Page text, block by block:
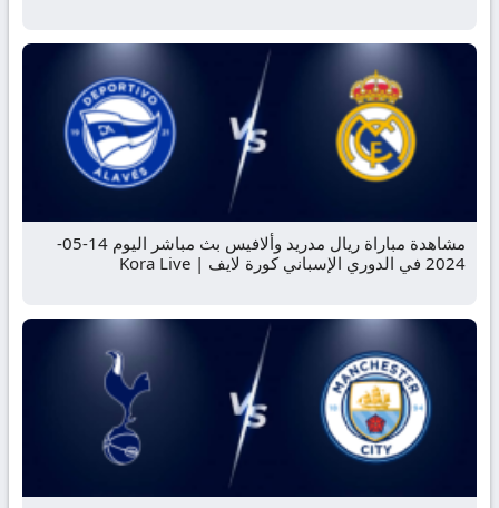
مشاهدة مباراة ريال مدريد وألافيس بث مباشر اليوم 14-05-
2024 في الدوري الإسباني كورة لايف | Kora Live